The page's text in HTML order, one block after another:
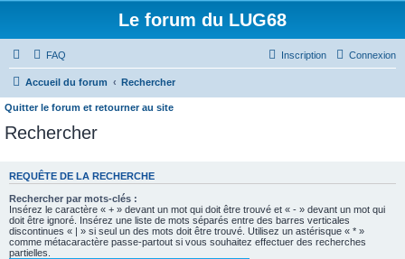
Le forum du LUG68
FAQ Connexion
Inscription
Accueil du forum Rechercher
Quitter le forum et retourner au site
Rechercher
REQUÊTE DE LA RECHERCHE
Rechercher par mots-clés :
Insérez le caractère « + » devant un mot qui doit être trouvé et « - » devant un mot qui
doit être ignoré. Insérez une liste de mots séparés entre des barres verticales
discontinues « | » si seul un des mots doit être trouvé. Utilisez un astérisque « * »
comme métacaractère passe-partout si vous souhaitez effectuer des recherches
partielles.